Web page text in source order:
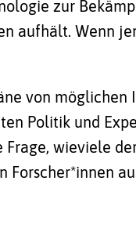
zur
aufhält. Wenn
von
Politik und
wieviele
Forscher*innen